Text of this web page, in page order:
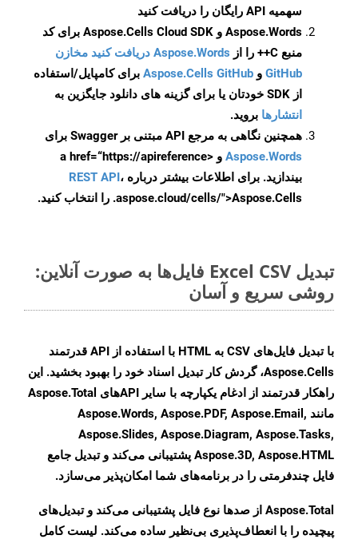
سهمیه API رایگان را دریافت کنید
Aspose.Words و Aspose.Cells Cloud SDK برای کد
منبع C++ را از
Aspose.Words دریافت کنید مخازن
GitHub و Aspose.Cells GitHub برای کامپایل/استفاده
از SDK خودتان یا برای گزینه های دانلود جایگزین به
انتشارها بروید.
همچنین نگاهی به مرجع API مبتنی بر Swagger برای
Aspose.Words
و <a href=“https://apireference
بیندازید. برای اطلاعات بیشتر درباره REST API،
.aspose.cloud/cells/">Aspose.Cells را انتخاب کنید.
تبدیل Excel CSV فایل‌ها به صورت آنلاین:
روشی سریع و آسان
با تبدیل فایل‌های CSV به HTML با استفاده از API قدرتمند
Aspose.Cells، گردش کار تبدیل اسناد خود را بهبود بخشید. این
راهکار قدرتمند از ادغام یکپارچه با سایر APIهای Aspose.Total
مانند Aspose.Words, Aspose.PDF, Aspose.Email,
Aspose.Slides, Aspose.Diagram, Aspose.Tasks,
Aspose.3D, Aspose.HTML پشتیبانی می‌کند و تبدیل جامع
فایل چندفرمتی را در برنامه‌های شما امکان‌پذیر می‌سازد.
Aspose.Total از صدها نوع فایل پشتیبانی می‌کند و تبدیل‌های
پیچیده را با انعطاف‌پذیری بی‌نظیر ساده می‌کند. لیست کامل